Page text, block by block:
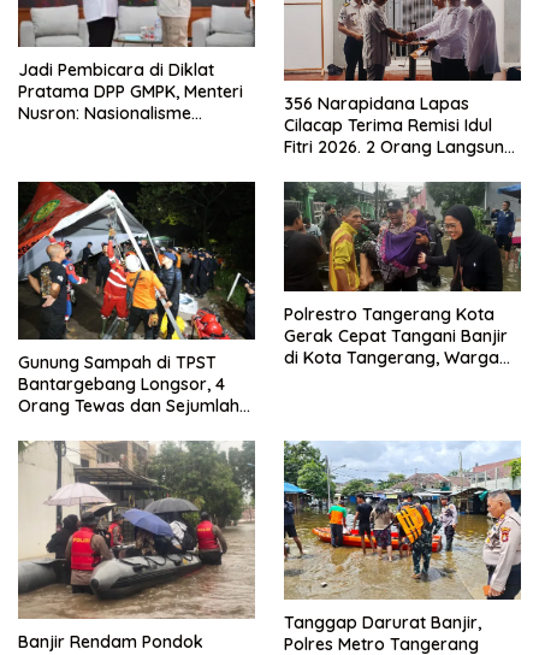
Jadi Pembicara di Diklat
Pratama DPP GMPK, Menteri
Nusron: Nasionalisme
356 Narapidana Lapas
Cilacap Terima Remisi Idul
Fitri 2026. 2 Orang Langsung
Gunung Sampah di TPST
Bantargebang Longsor, 4
Orang Tewas dan Sejumlah
Polrestro Tangerang Kota
Gerak Cepat Tangani Banjir
di Kota Tangerang, Warga
Banjir Rendam Pondok
Tanggap Darurat Banjir,
Polres Metro Tangerang